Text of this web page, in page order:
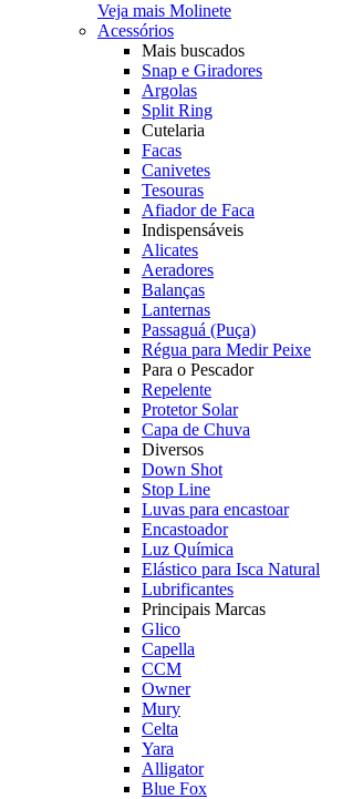
Veja mais Molinete
Acessórios
Mais buscados
Snap e Giradores
Argolas
Split Ring
Cutelaria
Facas
Canivetes
Tesouras
Afiador de Faca
Indispensáveis
Alicates
Aeradores
Balanças
Lanternas
Passaguá (Puça)
Régua para Medir Peixe
Para o Pescador
Repelente
Protetor Solar
Capa de Chuva
Diversos
Down Shot
Stop Line
Luvas para encastoar
Encastoador
Luz Química
Elástico para Isca Natural
Lubrificantes
Principais Marcas
Glico
Capella
CCM
Owner
Mury
Celta
Yara
Alligator
Blue Fox